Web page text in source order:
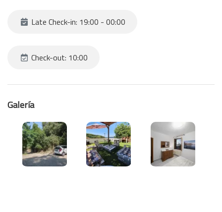
Late Check-in: 19:00 - 00:00
Check-out: 10:00
Galería